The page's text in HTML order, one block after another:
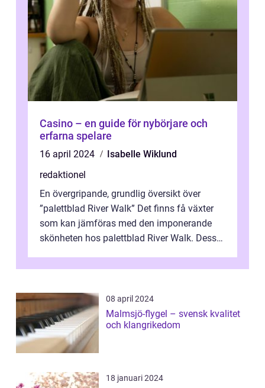
Casino – en guide för nybörjare och
erfarna spelare
16 april 2024
Isabelle Wiklund
redaktionel
En övergripande, grundlig översikt över
”palettblad River Walk” Det finns få växter
som kan jämföras med den imponerande
skönheten hos palettblad River Walk. Dess
08 april 2024
Malmsjö-flygel – svensk kvalitet
och klangrikedom
18 januari 2024